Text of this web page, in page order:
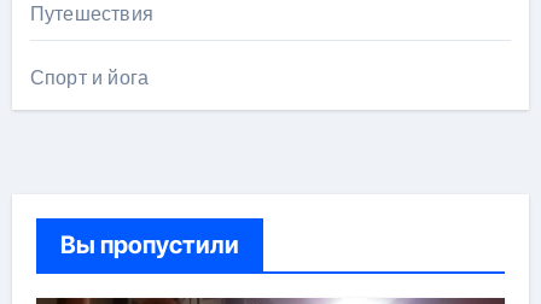
Путешествия
Спорт и йога
Вы пропустили